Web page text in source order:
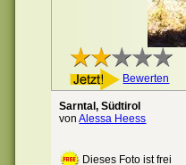
Bewerten
Sarntal, Südtirol
vonAlessa Heess
Dieses Foto ist frei